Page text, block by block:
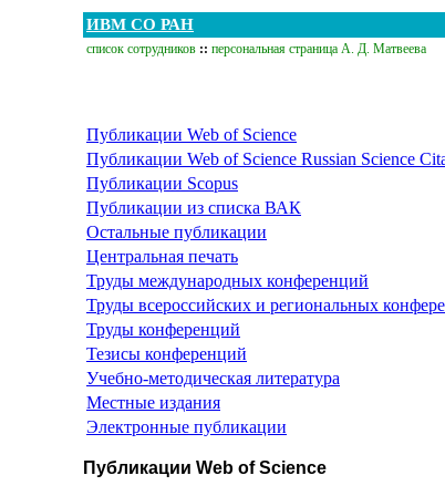
ИВМ СО РАН
список сотрудников :: персональная страница А. Д. Матвеева
Публикации Web of Science
Публикации Web of Science Russian Science
Публикации Scopus
Публикации из списка ВАК
Остальные публикации
Центральная печать
Труды международных конференций
Труды всероссийских и региональных
Труды конференций
Тезисы конференций
Учебно-методическая литература
Местные издания
Электронные публикации
Публикации Web of Science